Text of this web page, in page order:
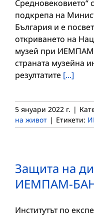
Средновековието“
подкрепа на
България и е
откриването на
музей при
страната музейна
резултатите [...]
5 януари 2022 г. |
на живот | Етикети:
Защита на
ИЕМПАМ-
Институтът по